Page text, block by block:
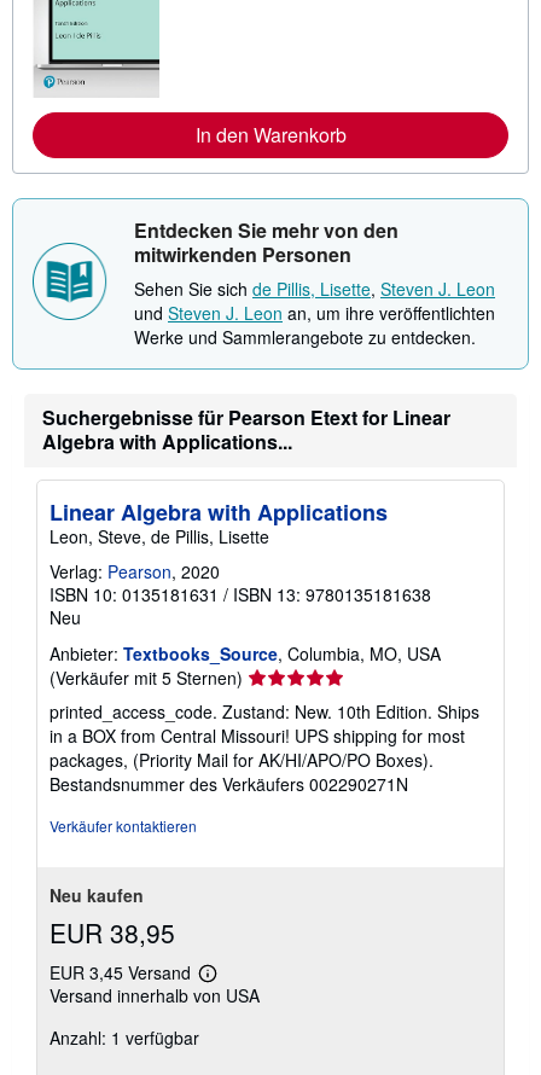
n
f
r
t
i
o
e
n
z
V
s
d
o
n
In den Warenkorb
Entdecken Sie mehr von den
mitwirkenden Personen
Sehen Sie sich de Pillis, Lisette, Steven J. Leon
und Steven J. Leon an, um ihre veröffentlichten
Werke und Sammlerangebote zu entdecken.
Suchergebnisse für Pearson Etext for Linear
Algebra with Applications...
Linear Algebra with Applications
Leon, Steve, de Pillis, Lisette
Verlag: Pearson, 2020
ISBN 10: 0135181631 / ISBN 13: 9780135181638
Neu
Anbieter: Textbooks_Source, Columbia, MO, USA
(Verkäufer mit 5 Sternen) Verkäuferbewertung
von
5
Sternen
printed_access_code. Zustand: New. 10th Edition. Ships
in a BOX from Central Missouri! UPS shipping for most
packages, (Priority Mail for AK/HI/APO/PO Boxes).
Bestandsnummer des Verkäufers 002290271N
Verkäufer kontaktieren
Neu kaufen
EUR 38,95
EUR 3,45 Versand
Weitere
Informationen
Versand innerhalb von USA
Anzahl: 1 verfügbar